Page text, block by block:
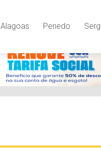
Alagoas Penedo